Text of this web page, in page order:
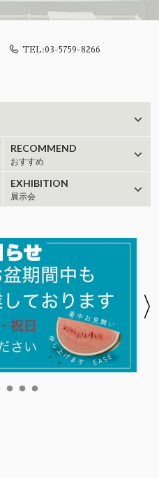
TEL:03-5759-8266
RECOMMEND
おすすめ
EXHIBITION
展示会